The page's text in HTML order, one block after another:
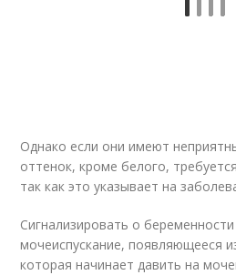
Однако если они имеют
оттенок, кроме белого,
так как это указывает на
Сигнализировать о
мочеиспускание, появляющееся
которая начинает давить на